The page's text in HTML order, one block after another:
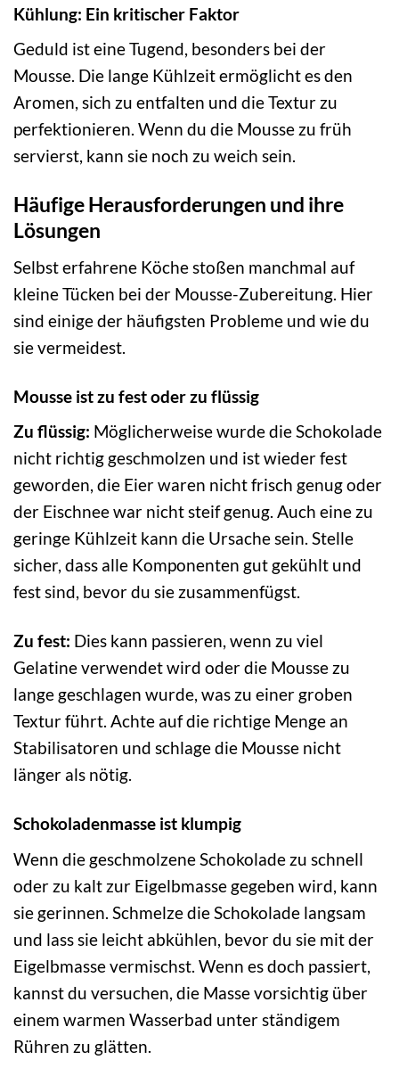
Kühlung: Ein kritischer Faktor
Geduld ist eine Tugend, besonders bei der
Mousse. Die lange Kühlzeit ermöglicht es den
Aromen, sich zu entfalten und die Textur zu
perfektionieren. Wenn du die Mousse zu früh
servierst, kann sie noch zu weich sein.
Häufige Herausforderungen und ihre
Lösungen
Selbst erfahrene Köche stoßen manchmal auf
kleine Tücken bei der Mousse-Zubereitung. Hier
sind einige der häufigsten Probleme und wie du
sie vermeidest.
Mousse ist zu fest oder zu flüssig
Zu flüssig: Möglicherweise wurde die Schokolade
nicht richtig geschmolzen und ist wieder fest
geworden, die Eier waren nicht frisch genug oder
der Eischnee war nicht steif genug. Auch eine zu
geringe Kühlzeit kann die Ursache sein. Stelle
sicher, dass alle Komponenten gut gekühlt und
fest sind, bevor du sie zusammenfügst.
Zu fest: Dies kann passieren, wenn zu viel
Gelatine verwendet wird oder die Mousse zu
lange geschlagen wurde, was zu einer groben
Textur führt. Achte auf die richtige Menge an
Stabilisatoren und schlage die Mousse nicht
länger als nötig.
Schokoladenmasse ist klumpig
Wenn die geschmolzene Schokolade zu schnell
oder zu kalt zur Eigelbmasse gegeben wird, kann
sie gerinnen. Schmelze die Schokolade langsam
und lass sie leicht abkühlen, bevor du sie mit der
Eigelbmasse vermischst. Wenn es doch passiert,
kannst du versuchen, die Masse vorsichtig über
einem warmen Wasserbad unter ständigem
Rühren zu glätten.